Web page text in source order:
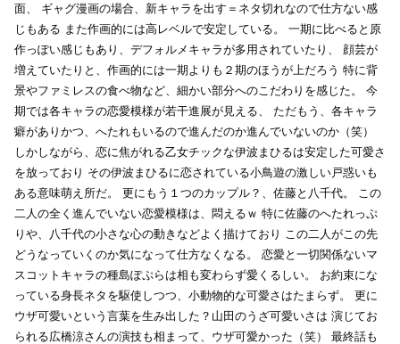
面、
ギャグ漫画の場合、新キャラを出す＝ネタ切れなので仕方ない感
じもある また作画的には高レベルで安定している。
一期に比べると原
作っぽい感じもあり、デフォルメキャラが多用されていたり、
顔芸が
増えていたりと、作画的には一期よりも２期のほうが上だろう 特に背
景やファミレスの食べ物など、細かい部分へのこだわりを感じた。
今
期では各キャラの恋愛模様が若干進展が見える、
ただもう、各キャラ
癖がありかつ、へたれもいるので進んだのか進んでいないのか（笑）
しかしながら、恋に焦がれる乙女チックな伊波まひるは安定した可愛さ
を放っており その伊波まひるに恋されている小鳥遊の激しい戸惑いも
ある意味萌え所だ。
更にもう１つのカップル？、佐藤と八千代。
この
二人の全く進んでいない恋愛模様は、悶えるｗ 特に佐藤のへたれっぷ
りや、八千代の小さな心の動きなどよく描けており
この二人がこの先
どうなっていくのか気になって仕方なくなる。
恋愛と一切関係ないマ
スコットキャラの種島ぽぷらは相も変わらず愛くるしい。
お約束にな
っている身長ネタを駆使しつつ、小動物的な可愛さはたまらず。
更に
ウザ可愛いという言葉を生み出した？山田のうざ可愛いさは 演じてお
られる広橋涼さんの演技も相まって、ウザ可愛かった（笑）
最終話も